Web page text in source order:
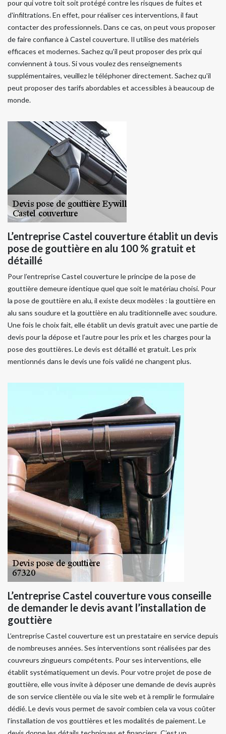
pour qui votre toit soit protégé contre les risques de fuites et
d'infiltrations. En effet, pour réaliser ces interventions, il faut
contacter des professionnels. Dans ce cas, on peut vous proposer
de faire confiance à Castel couverture. Il utilise des matériels
efficaces et modernes. Sachez qu'il peut proposer des prix qui
conviennent à tous. Si vous voulez des renseignements
supplémentaires, veuillez le téléphoner directement. Sachez qu'il
peut proposer des tarifs abordables et accessibles à beaucoup de
monde.
L’entreprise Castel couverture établit un devis
pose de gouttière en alu 100 % gratuit et
détaillé
Pour l’entreprise Castel couverture le principe de la pose de
gouttière demeure identique quel que soit le matériau choisi. Pour
la pose de gouttière en alu, il existe deux modèles : la gouttière en
alu sans soudure et la gouttière en alu traditionnelle avec soudure.
Une fois le choix fait, elle établit un devis gratuit avec une partie de
devis pour la dépose et l’autre pour les prix et les charges pour la
pose des gouttières. Le devis est détaillé et gratuit. Les prix
mentionnés dans le devis une fois validé ne changent plus.
L’entreprise Castel couverture vous conseille
de demander le devis avant l’installation de
gouttière
L’entreprise Castel couverture est un prestataire en service depuis
de nombreuses années. Ses interventions sont réalisées par des
couvreurs zingueurs compétents. Pour ses interventions, elle
établit systématiquement un devis. Pour votre projet de pose de
gouttière, elle vous invite à déposer une demande de devis auprès
de son service clientèle ou via le site web et à remplir le formulaire
dédié. Le devis vous permet de savoir combien cela va vous coûter
l’installation de vos gouttières et les modalités de paiement. Le